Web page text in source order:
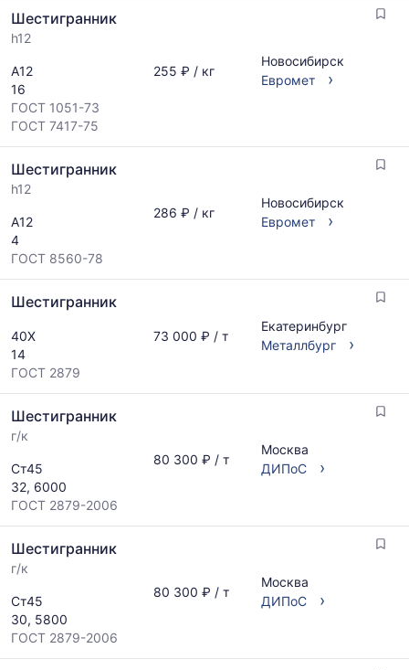
Шестигранник
h12
А12
16
ГОСТ 1051-73
ГОСТ 7417-75
255 ₽ / кг
Новосибирск
Евромет
›
Шестигранник
h12
А12
4
ГОСТ 8560-78
286 ₽ / кг
Новосибирск
Евромет
›
Шестигранник
40Х
14
ГОСТ 2879
73 000 ₽ / т
Екатеринбург
Металлбург
›
Шестигранник
г/к
Ст45
32, 6000
ГОСТ 2879-2006
80 300 ₽ / т
Москва
ДИПоС
›
Шестигранник
г/к
Ст45
30, 5800
ГОСТ 2879-2006
80 300 ₽ / т
Москва
ДИПоС
›